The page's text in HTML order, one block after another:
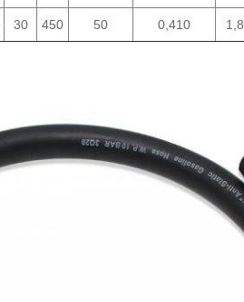
30 450 50 0,410